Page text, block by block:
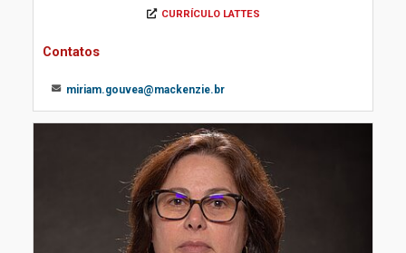
CURRÍCULO LATTES
Contatos
miriam.gouvea@mackenzie.br